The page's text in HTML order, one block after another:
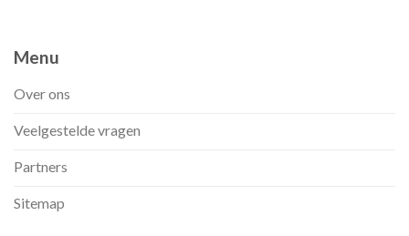
Menu
Over ons
Veelgestelde vragen
Partners
Sitemap